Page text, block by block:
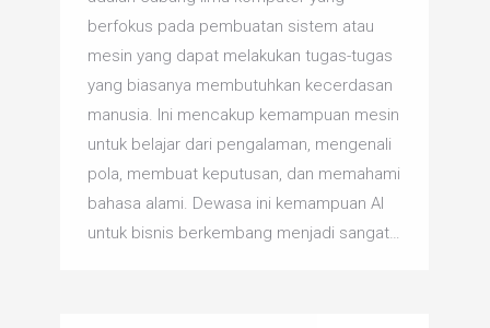
berfokus pada pembuatan sistem atau
mesin yang dapat melakukan tugas-tugas
yang biasanya membutuhkan kecerdasan
manusia. Ini mencakup kemampuan mesin
untuk belajar dari pengalaman, mengenali
pola, membuat keputusan, dan memahami
bahasa alami. Dewasa ini kemampuan AI
untuk bisnis berkembang menjadi sangat…